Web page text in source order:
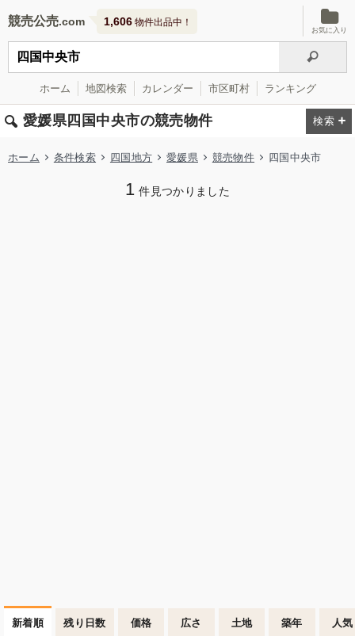
競売公売 1,606 物件出品中！
お気に入り
ホーム 地図検索 カレンダー 市区町村 ランキング
愛媛県四国中央市の競売物件
ホーム 条件検索 四国地方 愛媛県 競売物件 四国中央市
1 件見つかりました
新着順 残り日数 価格 広さ 土地 築年 人気